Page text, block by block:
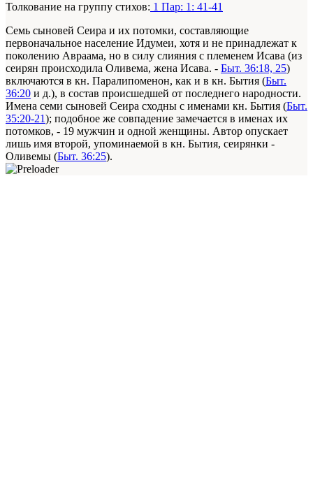
Толкование на группу стихов: 1 Пар: 1: 41-41
Семь сыновей Сеира и их потомки, составляющие
первоначальное население Идумеи, хотя и не принадлежат к
поколению Авраама, но в силу слияния с племенем Исава (из
сеирян происходила Оливема, жена Исава. - Быт. 36:18, 25)
включаются в кн. Паралипоменон, как и в кн. Бытия (Быт.
36:20 и д.), в состав происшедшей от последнего народности.
Имена семи сыновей Сеира сходны с именами кн. Бытия (Быт.
35:20-21); подобное же совпадение замечается в именах их
потомков, - 19 мужчин и одной женщины. Автор опускает
лишь имя второй, упоминаемой в кн. Бытия, сеирянки -
Оливемы (Быт. 36:25).